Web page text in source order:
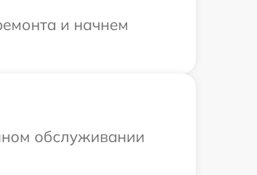
и начнем
обслуживании